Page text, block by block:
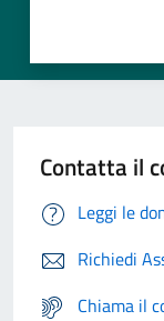
Contatta il
Leggi le
Richiedi
Chiama il